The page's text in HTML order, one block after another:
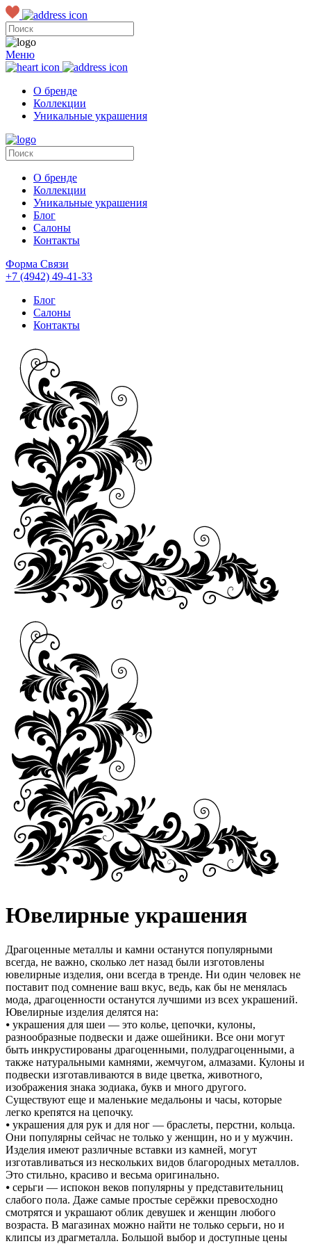
Меню
О бренде
Коллекции
Уникальные украшения
О бренде
Коллекции
Уникальные украшения
Блог
Салоны
Контакты
Форма Связи
+7 (4942) 49-41-33
Блог
Салоны
Контакты
Ювелирные украшения
Драгоценные металлы и камни останутся популярными
всегда, не важно, сколько лет назад были изготовлены
ювелирные изделия, они всегда в тренде. Ни один человек не
поставит под сомнение ваш вкус, ведь, как бы не менялась
мода, драгоценности останутся лучшими из всех украшений.
Ювелирные изделия делятся на:
⦁ украшения для шеи — это колье, цепочки, кулоны,
разнообразные подвески и даже ошейники. Все они могут
быть инкрустированы драгоценными, полудрагоценными, а
также натуральными камнями, жемчугом, алмазами. Кулоны и
подвески изготавливаются в виде цветка, животного,
изображения знака зодиака, букв и много другого.
Существуют еще и маленькие медальоны и часы, которые
легко крепятся на цепочку.
⦁ украшения для рук и для ног — браслеты, перстни, кольца.
Они популярны сейчас не только у женщин, но и у мужчин.
Изделия имеют различные вставки из камней, могут
изготавливаться из нескольких видов благородных металлов.
Это стильно, красиво и весьма оригинально.
⦁ серьги — испокон веков популярны у представительниц
слабого пола. Даже самые простые серёжки превосходно
смотрятся и украшают облик девушек и женщин любого
возраста. В магазинах можно найти не только серьги, но и
клипсы из драгметалла. Большой выбор и доступные цены